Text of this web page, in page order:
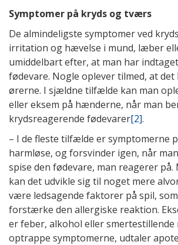
Symptomer på kryds og tværs
De almindeligste symptomer ved
irritation og hævelse i mund, læber
umiddelbart efter, at man har
fødevare. Nogle oplever tilmed, at
ørerne. I sjældne tilfælde kan man
eller eksem på hænderne, når man
krydsreagerende fødevarer[2].
– I de fleste tilfælde er symptomerne
harmløse, og forsvinder igen, når
spise den fødevare, man reagerer
kan det udvikle sig til noget mere
være ledsagende faktorer på spil,
forstærke den allergiske reaktion.
er feber, alkohol eller smertestillende
optrappe symptomerne, udtaler